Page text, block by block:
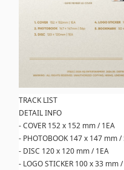
TRACK LIST
DETAIL INFO
- COVER 152 x 152 mm / 1EA
- PHOTOBOOK 147 x 147 mm /
- DISC 120 x 120 mm / 1EA
- LOGO STICKER 100 x 33 mm